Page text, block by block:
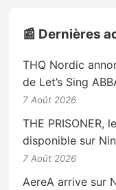
📰 Dernières
THQ Nordic
de Let’s Sing
7 Août 2026
THE PRISONER,
disponible sur
7 Août 2026
AereA arrive sur